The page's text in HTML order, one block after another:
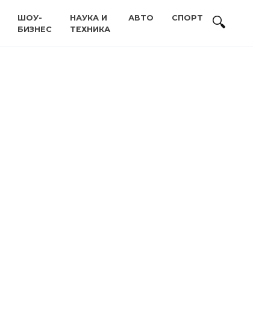
ШОУ-
БИЗНЕС
НАУКА И
ТЕХНИКА
АВТО СПОРТ